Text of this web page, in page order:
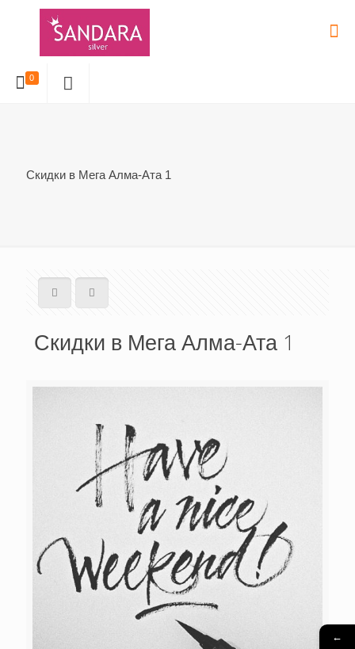
0
Скидки в Мега Алма-Ата 1
Скидки в Мега Алма-Ата 1
←